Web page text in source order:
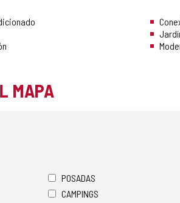
MAPA
POSADAS
CAMPINGS